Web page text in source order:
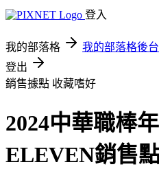
登入
我的部落格 我的部落格後台
登出
銷售據點 收藏嗜好
2024中華職棒
ELEVEN銷售